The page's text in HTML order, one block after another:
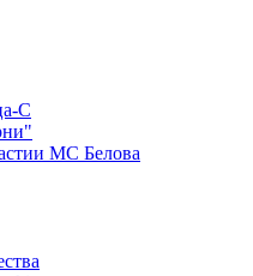
С
МС Белова